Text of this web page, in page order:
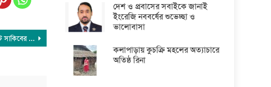
আন্তর্জাতিক ক্রিকেটে সাকিবের বোলিং নিষিদ্ধ
দেশ ও প্রবাসের সবাইকে জানাই
ইংরেজি নববর্ষের শুভেচ্ছা ও
ভালোবাসা
কলাপাড়ায় কুচক্রি মহলের অত্যাচারে
অতিষ্ঠ রিনা